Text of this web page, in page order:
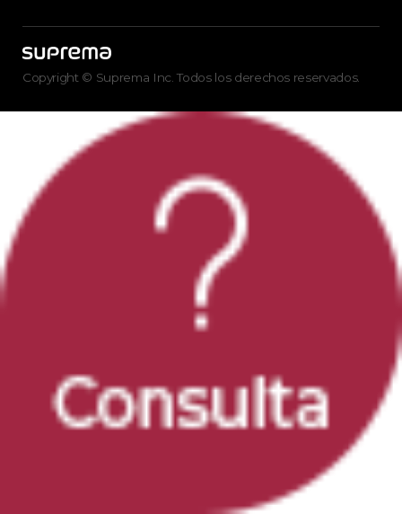
Copyright © Suprema Inc. Todos los derechos reservados.